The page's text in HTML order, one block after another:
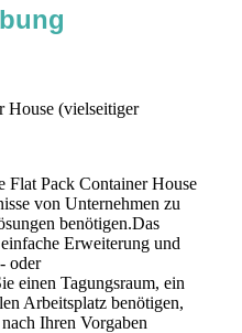
House (vielseitiger
Flat Pack Container House
von Unternehmen zu
benötigen.Das
Erweiterung und
oder
einen Tagungsraum, ein
Arbeitsplatz benötigen,
Ihren Vorgaben